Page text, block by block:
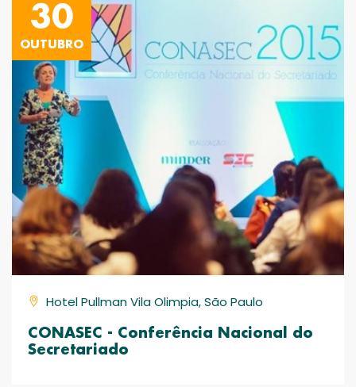
30
OUTUBRO
Hotel Pullman Vila Olimpia, São Paulo
CONASEC - Conferência Nacional do
Secretariado